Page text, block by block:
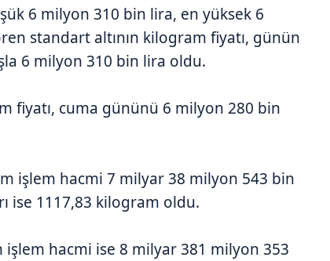
6 milyon 310 bin lira, en yüksek 6
standart altının kilogram fiyatı, günün
6 milyon 310 bin lira oldu.
fiyatı, cuma gününü 6 milyon 280 bin
işlem hacmi 7 milyar 38 milyon 543 bin
ise 1117,83 kilogram oldu.
hacmi ise 8 milyar 381 milyon 353